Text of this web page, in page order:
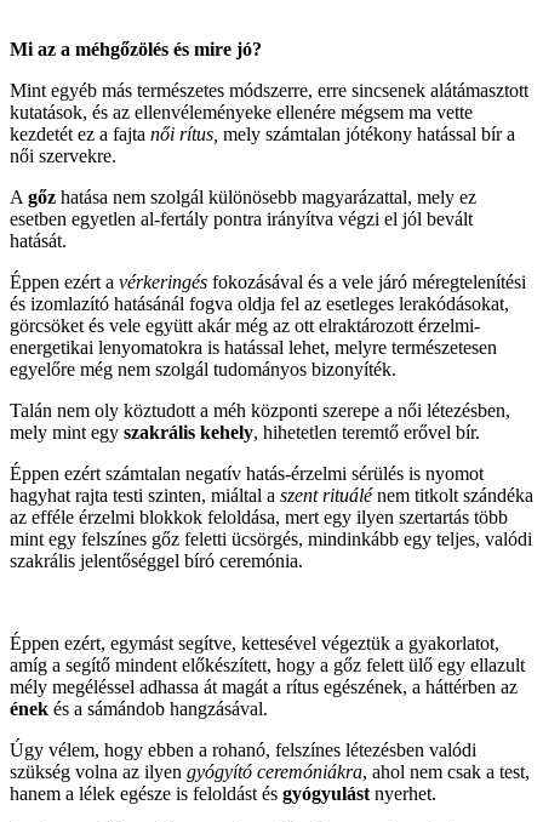
Mi az a méhgőzölés és mire jó?
Mint egyéb más természetes módszerre, erre sincsenek alátámasztott
kutatások, és az ellenvéleményeke ellenére mégsem ma vette
kezdetét ez a fajta női rítus, mely számtalan jótékony hatással bír a
női szervekre.
A gőz hatása nem szolgál különösebb magyarázattal, mely ez
esetben egyetlen al-fertály pontra irányítva végzi el jól bevált
hatását.
Éppen ezért a vérkeringés fokozásával és a vele járó méregtelenítési
és izomlazító hatásánál fogva oldja fel az esetleges lerakódásokat,
görcsöket és vele együtt akár még az ott elraktározott érzelmi-
energetikai lenyomatokra is hatással lehet, melyre természetesen
egyelőre még nem szolgál tudományos bizonyíték.
Talán nem oly köztudott a méh központi szerepe a női létezésben,
mely mint egy szakrális kehely, hihetetlen teremtő erővel bír.
Éppen ezért számtalan negatív hatás-érzelmi sérülés is nyomot
hagyhat rajta testi szinten, miáltal a szent rituálénem titkolt szándéka
az efféle érzelmi blokkok feloldása, mert egy ilyen szertartás több
mint egy felszínes gőz feletti ücsörgés, mindinkább egy teljes, valódi
szakrális jelentőséggel bíró ceremónia.
Éppen ezért, egymást segítve, kettesével végeztük a gyakorlatot,
amíg a segítő mindent előkészített, hogy a gőz felett ülő egy ellazult
mély megéléssel adhassa át magát a rítus egészének, a háttérben az
ének és a sámándob hangzásával.
Úgy vélem, hogy ebben a rohanó, felszínes létezésben valódi
szükség volna az ilyen gyógyító ceremóniákra, ahol nem csak a test,
hanem a lélek egésze is feloldást és gyógyulást nyerhet.